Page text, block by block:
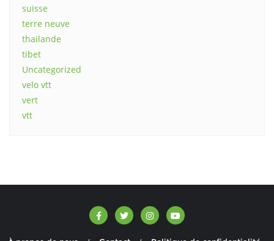
suisse
terre neuve
thailande
tibet
Uncategorized
velo vtt
vert
vtt